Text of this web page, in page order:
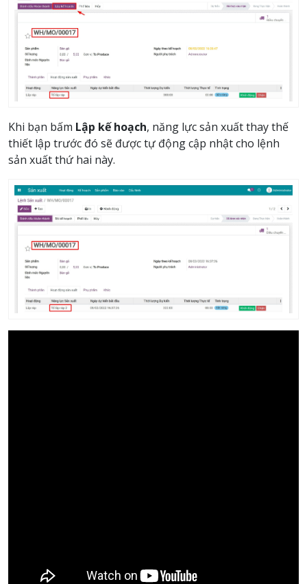
Khi bạn bấm Lập kế hoạch, năng lực sản xuất thay thế
thiết lập trước đó sẽ được tự động cập nhật cho lệnh
sản xuất thứ hai này.